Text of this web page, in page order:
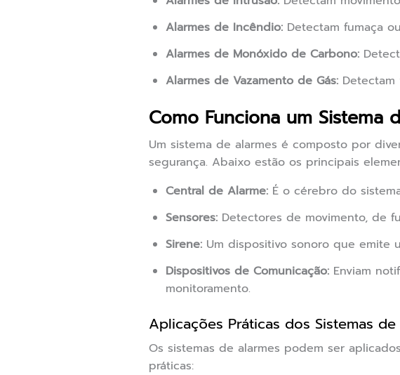
Alarmes de Incêndio: Detectam fumaça
Alarmes de Monóxido de Carbono:
Alarmes de Vazamento de Gás:
Como Funciona um Sistema
Um sistema de alarmes é composto por
segurança. Abaixo estão os principais
Central de Alarme: É o cérebro do
Sensores: Detectores de movimento, de
Sirene: Um dispositivo sonoro que emite
Dispositivos de Comunicação: Enviam
monitoramento.
Aplicações Práticas dos Sistemas
Os sistemas de alarmes podem ser
práticas: